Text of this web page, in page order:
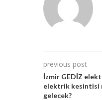
previous post
İzmir GEDİZ
elektrik kesintisi
gelecek?